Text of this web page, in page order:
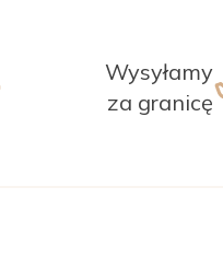
Wysyłamy
za granicę